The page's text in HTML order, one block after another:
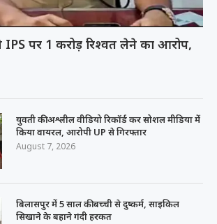
IPS पर 1 करोड़ रिश्वत लेने का आरोप,
युवती की अश्लील वीडियो रिकॉर्ड कर सोशल मीडिया में
किया वायरल, आरोपी UP से गिरफ्तार
August 7, 2026
बिलासपुर में 5 साल की बच्ची से दुष्कर्म, साइकिल
सिखाने के बहाने गंदी हरकत